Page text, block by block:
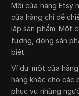
Mỗi cửa hàng Etsy
cửa hàng chỉ để
lặp sản phẩm. Một
tượng, dòng sản
biệt.
Ví dụ: một cửa
hàng khác cho các
phục vụ những